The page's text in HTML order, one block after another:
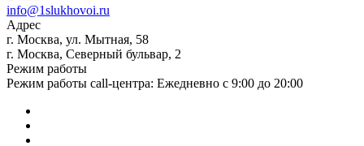
info@1slukhovoi.ru
Адрес
г. Москва, ул. Мытная, 58
г. Москва, Северный бульвар, 2
Режим работы
Режим работы call-центра: Ежедневно с 9:00 до 20:00